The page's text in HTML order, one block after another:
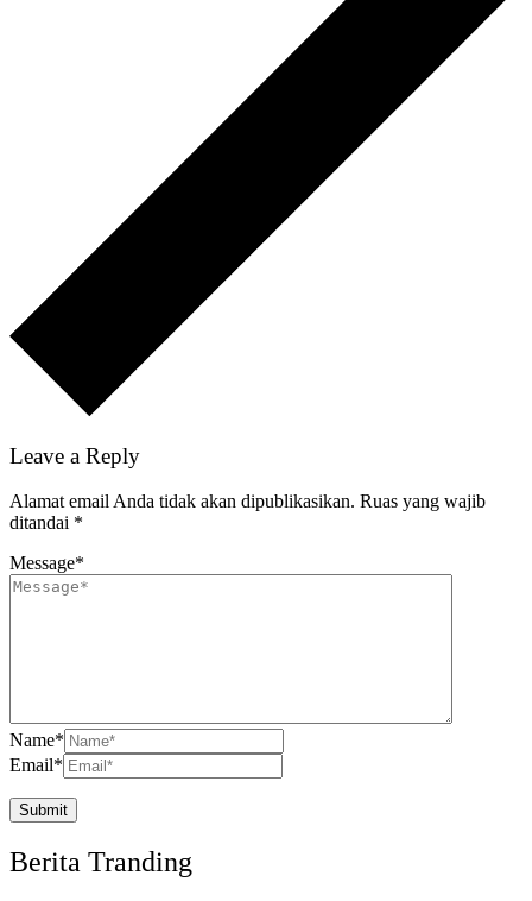
Leave a Reply
Alamat email Anda tidak akan dipublikasikan. Ruas yang wajib
ditandai *
Message*
Name*
Email*
Berita Tranding